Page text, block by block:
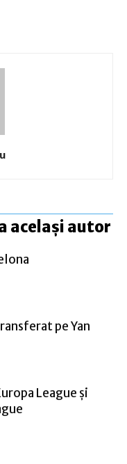
același autor
pe Yan
League şi